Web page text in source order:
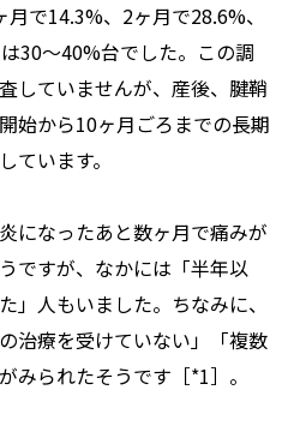
で14.3%、2ヶ月で28.6%、
30～40%台でした。この調
していませんが、産後、腱鞘
始から10ヶ月ごろまでの長期
ています。
になったあと数ヶ月で痛みが
ですが、なかには「半年以
」人もいました。ちなみに、
治療を受けていない」「複数
みられたそうです［*1］。